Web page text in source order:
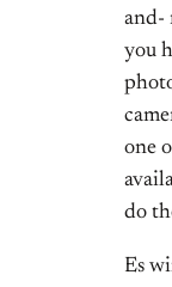
and-
you
one
do
Es